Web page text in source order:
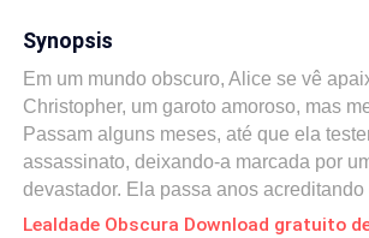
Synopsis
Em um mundo obscuro, Alice se vê
Christopher, um garoto amoroso, mas
Passam alguns meses, até que ela
assassinato, deixando-a marcada por
devastador. Ela passa anos
está morto, mas ele emerge das